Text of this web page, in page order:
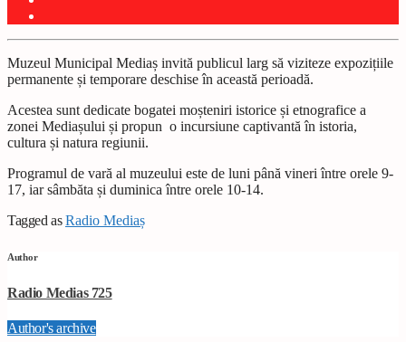
Muzeul Municipal Mediaș invită publicul larg să viziteze expozițiile
permanente și temporare deschise în această perioadă.
Acestea sunt dedicate bogatei moșteniri istorice și etnografice a
zonei Mediașului și propun o incursiune captivantă în istoria,
cultura și natura regiunii.
Programul de vară al muzeului este de luni până vineri între orele 9-
17, iar sâmbăta și duminica între orele 10-14.
Tagged asRadio Mediaș
Author
Radio Medias 725
Author's archive